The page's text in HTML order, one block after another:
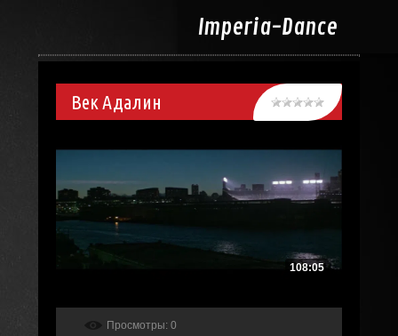
Imperia-Dance
Век Адалин
108:05
Просмотры: 0